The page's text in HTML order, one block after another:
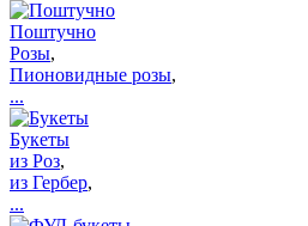
Поштучно
Розы,
Пионовидные розы,
...
Букеты
из Роз,
из Гербер,
...